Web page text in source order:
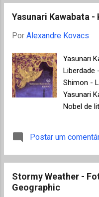
e Timor-
Yasunari Kawabata -
Por Alexandre Kovacs
Yasunari
Liberdade
Shimon -
Yasunari
Nobel de
em que
idade
Postar um
Stormy Weather -
Geographic